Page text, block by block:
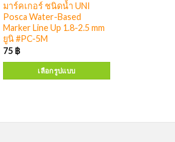
มาร์คเกอร์ ชนิดน้ำ UNI
Posca Water-Based
Marker Line Up 1.8-2.5 mm
ยูนิ #PC-5M
75 ฿
เลือกรูปแบบ